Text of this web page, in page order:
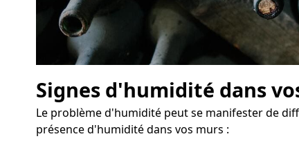
Signes d'humidité dans
Le problème d'humidité peut se manifester de
présence d'humidité dans vos murs :